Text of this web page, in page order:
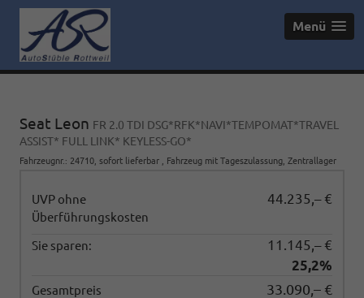
Menü
Seat Leon FR 2.0 TDI DSG*RFK*NAVI*TEMPOMAT*TRAVEL
ASSIST* FULL LINK* KEYLESS-GO*
Fahrzeugnr. : 24710 sofort lieferbar Fahrzeug mit Tageszulassung , Zentrallager
UVP ohne
Überführungskosten
44.235,– €
Sie sparen:
11.145,– €
25,2%
Gesamtpreis 33.090,– €